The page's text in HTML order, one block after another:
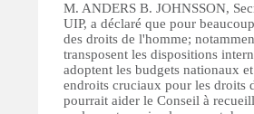
M. ANDERS B. JOHNSSON,
UIP, a déclaré que pour
des droits de l'homme;
transposent les dispositions
adoptent les budgets nationaux
endroits cruciaux pour les droits
pourrait aider le Conseil à